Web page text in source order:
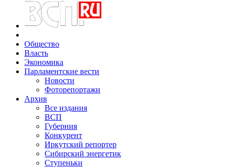
Общество
Власть
Экономика
Парламентские вести
Новости
Фоторепортажи
Архив
Все издания
ВСП
Губерния
Конкурент
Иркутский репортер
Сибирский энергетик
Ступеньки